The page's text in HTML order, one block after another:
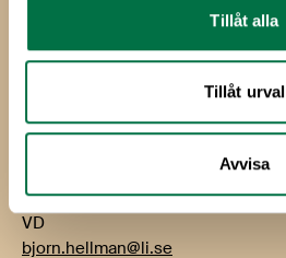
Tillåt alla
Tillåt urval
Avvisa
E-post:info@li.se
Björn Hellman
VD
bjorn.hellman@li.se